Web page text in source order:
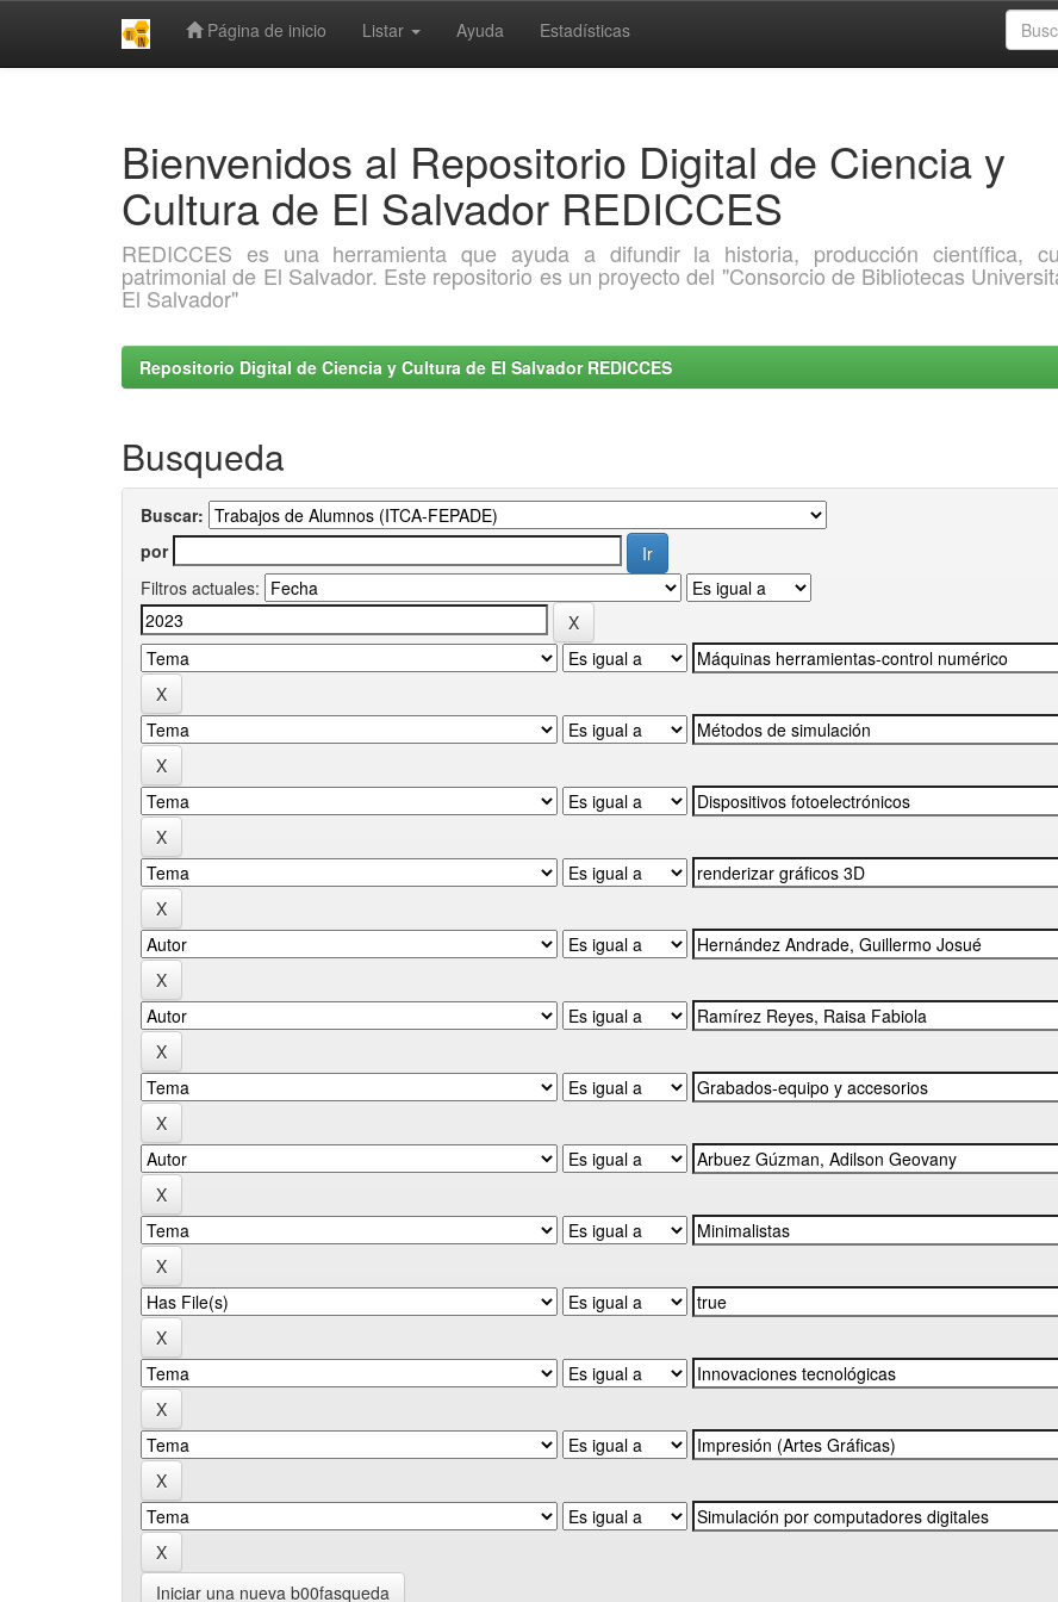
Página de inicio Listar Ayuda Estadísticas
Bienvenidos al Repositorio Digital de Ciencia y
Cultura de El Salvador REDICCES
REDICCES es una herramienta que ayuda a difundir la historia, producción científica,
patrimonial de El Salvador. Este repositorio es un proyecto del "Consorcio de Bibliotecas
El Salvador"
Repositorio Digital de Ciencia y Cultura de El Salvador REDICCES
Busqueda
Buscar:
por
Filtros actuales:
Iniciar una nueva b00fasqueda